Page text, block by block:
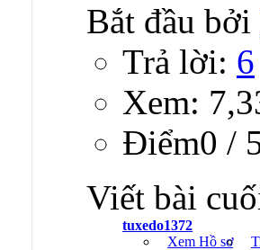
Bắt đầu bởi
Trả lời: 6
Xem:
Ðiểm0 /
Viết bài
tuxedo1372
Xem Hồ sơ